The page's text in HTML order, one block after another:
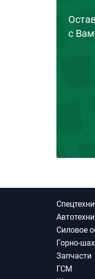
с
Силовое
Горно-
Запчасти
ГСМ